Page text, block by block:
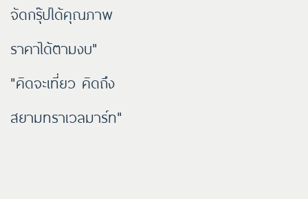
จัดกรุ๊ปได้คุณภาพ
ราคาได้ตามงบ"
"คิดจะเที่ยว คิดถึง
สยามทราเวลมาร์ท"